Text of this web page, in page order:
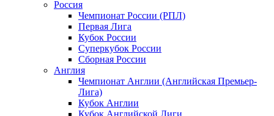
Россия
Чемпионат России (РПЛ)
Первая Лига
Кубок России
Суперкубок России
Сборная России
Англия
Чемпионат Англии (Английская Премьер-
Лига)
Кубок Англии
Кубок Английской Лиги